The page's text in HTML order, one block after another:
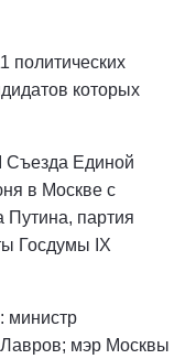
политических
которых
Съезда Единой
в Москве с
Путина, партия
Госдумы IX
министр
мэр Москвы